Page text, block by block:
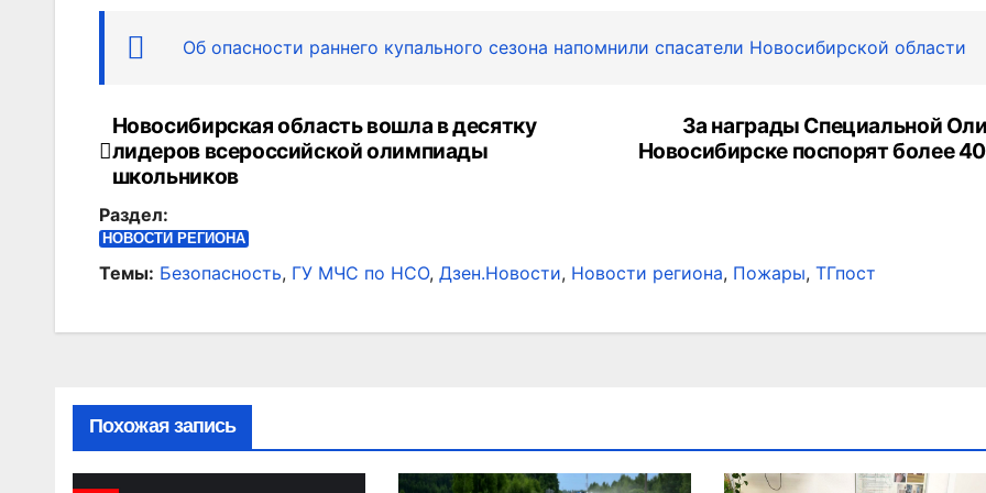
Об опасности раннего купального сезона напомнили спасатели Новосибирской области
Навигация
по
записям
За награды Специальной
Новосибирске поспорят более
Новосибирская область вошла в десятку
лидеров всероссийской олимпиады
школьников
Раздел:
НОВОСТИ РЕГИОНА
Темы: Безопасность, ГУ МЧС по НСО, Дзен.Новости, Новости региона, Пожары, ТГпост
Похожая запись